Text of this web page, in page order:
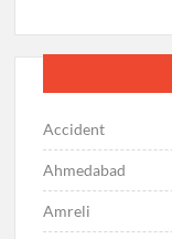
Accident
Ahmedabad
Amreli